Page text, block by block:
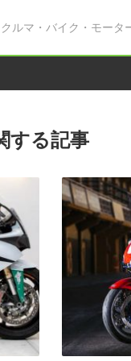
ルマ・バイク・モータ
する記事